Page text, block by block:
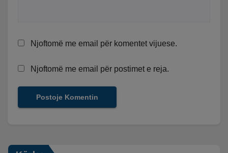
Njoftomë me email për komentet vijuese.
Njoftomë me email për postimet e reja.